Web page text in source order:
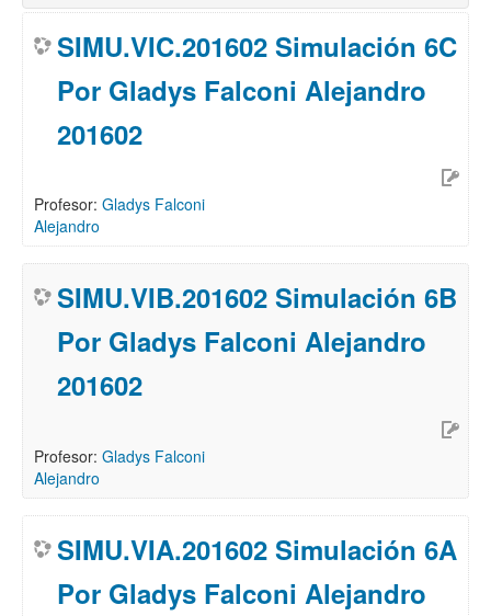
SIMU.VIC.201602 Simulación 6C
Por Gladys Falconi Alejandro
201602
Profesor: Gladys Falconi
Alejandro
SIMU.VIB.201602 Simulación 6B
Por Gladys Falconi Alejandro
201602
Profesor: Gladys Falconi
Alejandro
SIMU.VIA.201602 Simulación 6A
Por Gladys Falconi Alejandro